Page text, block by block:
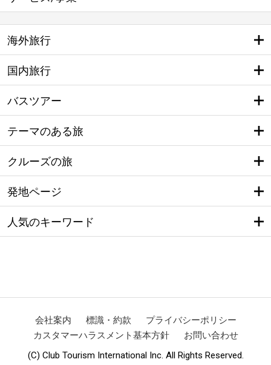
海外旅行
国内旅行
バスツアー
テーマのある旅
クルーズの旅
発地ページ
人気のキーワード
会社案内 標識・約款
プライバシーポリシー
カスタマーハラスメント基本方針
お問い合わせ
(C) Club Tourism International Inc. All Rights Reserved.